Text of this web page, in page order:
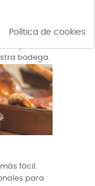
es
de un
bodega.
fácil.
para
Política de cookies